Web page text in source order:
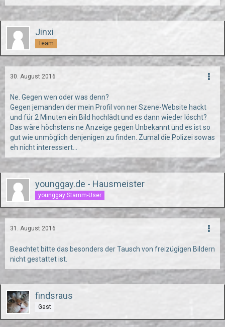
Jinxi
Team
30. August 2016
Ne. Gegen wen oder was denn?
Gegen jemanden der mein Profil von ner Szene-Website hackt
und für 2 Minuten ein Bild hochlädt und es dann wieder löscht?
Das wäre höchstens ne Anzeige gegen Unbekannt und es ist so
gut wie unmöglich denjenigen zu finden. Zumal die Polizei sowas
eh nicht interessiert...
younggay.de - Hausmeister
younggay Stamm-User
31. August 2016
Beachtet bitte das besonders der Tausch von freizügigen Bildern
nicht gestattet ist.
findsraus
Gast